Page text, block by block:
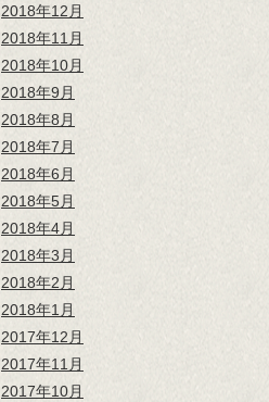
2018年12月
2018年11月
2018年10月
2018年9月
2018年8月
2018年7月
2018年6月
2018年5月
2018年4月
2018年3月
2018年2月
2018年1月
2017年12月
2017年11月
2017年10月